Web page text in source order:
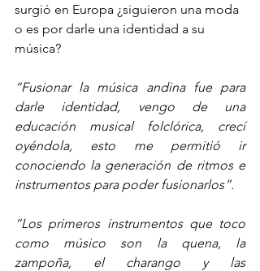
surgió en Europa ¿siguieron una moda
o es por darle una identidad a su
música?
“Fusionar la música andina fue para
darle identidad, vengo de una
educación musical folclórica, crecí
oyéndola, esto me permitió ir
conociendo la generación de ritmos e
instrumentos para poder fusionarlos”.
“Los primeros instrumentos que toco
como músico son la quena, la
zampoña, el charango y las